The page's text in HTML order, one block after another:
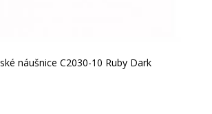
náušnice C2030-10 Ruby Dark